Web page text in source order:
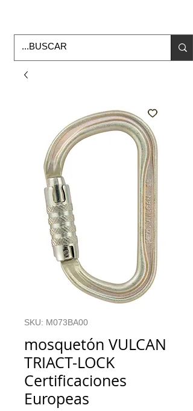
SKU: M073BA00
mosquetón VULCAN
TRIACT-LOCK
Certificaciones
Europeas